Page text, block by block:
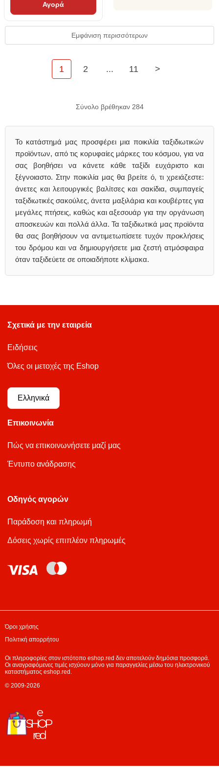
Αγορά
Εμφάνιση περισσότερων
1 2 ... 11 >
Σύνολο βρέθηκαν 284
Το κατάστημά μας προσφέρει μια ποικιλία ταξιδιωτικών
προϊόντων, από τις κορυφαίες μάρκες του κόσμου, για να
σας βοηθήσει να κάνετε κάθε ταξίδι ευχάριστο και
ξέγνοιαστο. Στην ποικιλία μας θα βρείτε ό, τι χρειάζεστε:
άνετες και λειτουργικές βαλίτσες και σακίδια, συμπαγείς
ταξιδιωτικές σακούλες, άνετα μαξιλάρια και κουβέρτες για
μεγάλες πτήσεις, καθώς και αξεσουάρ για την οργάνωση
αποσκευών και πολλά άλλα. Τα ταξιδιωτικά μας προϊόντα
θα σας βοηθήσουν να αντιμετωπίσετε τυχόν προκλήσεις
του δρόμου και να δημιουργήσετε μια ζεστή ατμόσφαιρα
όταν ταξιδεύετε σε οποιαδήποτε κλίμακα.
Σχετικά με την εταιρεία
Ειδήσεις
Όλες οι μετοχές της Eshop
Ελληνικά
Επικοινωνία
Πώς να επικοινωνήσετε μαζί μας
Έντυπο ανάδρασης
Οδηγός αγορών
Παράδοση και πληρωμή
Δόσεις χωρίς επιπλέον πληρωμές
Όροι χρήσης
Πολιτική απορρήτου
Οι πληροφορίες στον ιστότοπο eshop.red δεν αποτελούν δημόσια προσφορά.
Οι αναγραφόμενες τιμές ισχύουν μόνο για παραγγελίες μέσω του ηλεκτρονικού
καταστήματος eshop.red.
© 2009-2026